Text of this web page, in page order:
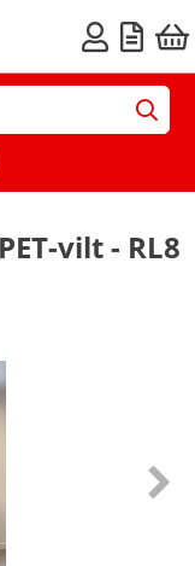
vilt - RL8